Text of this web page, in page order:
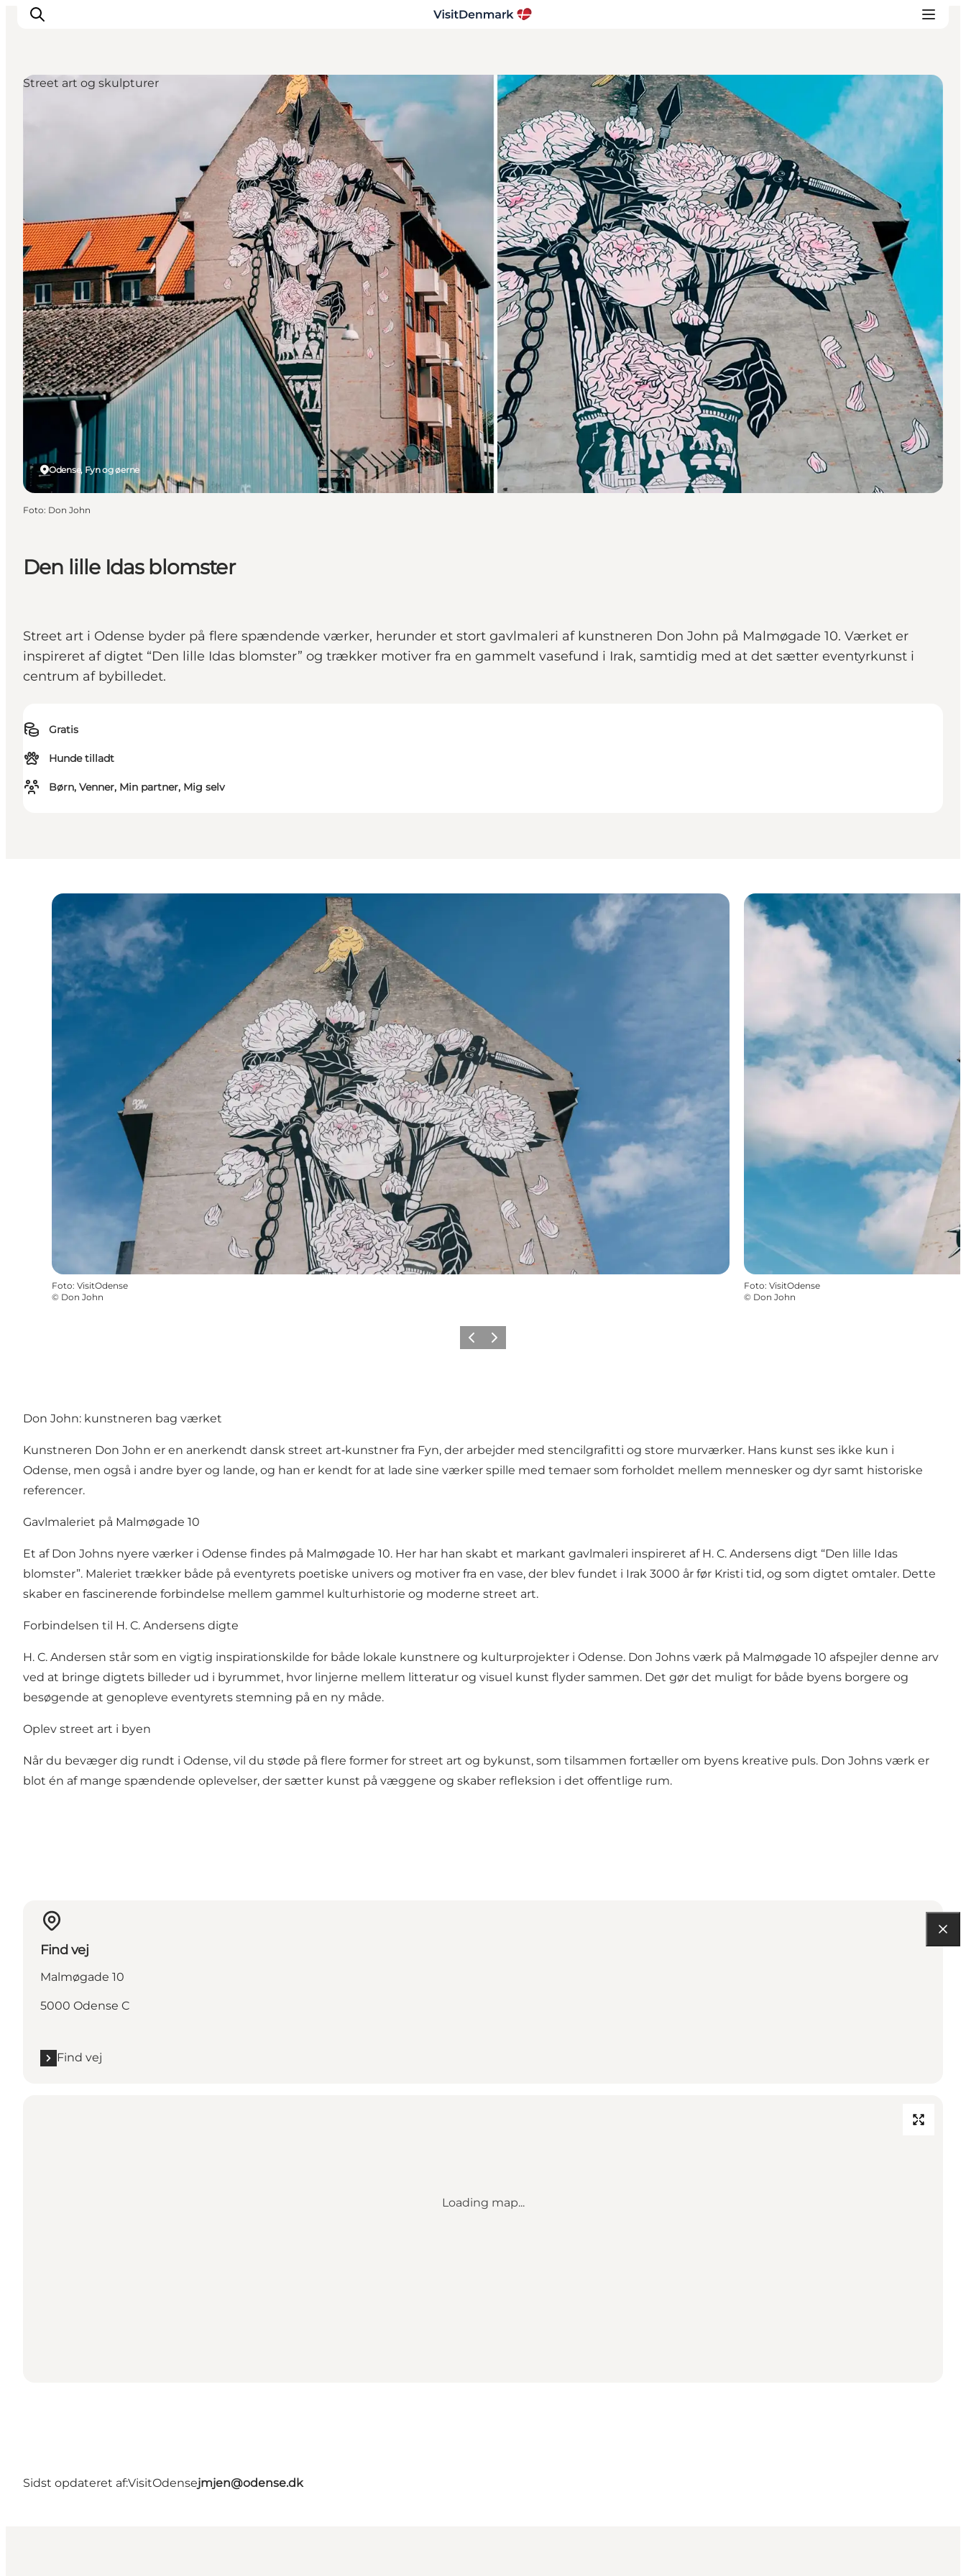
Den lille Idas blomster
Street art i Odense byder på flere spændende værker, herunder et stort gavlmaleri af kunstneren Don John på Malmøgade 10. Værket er
inspireret af digtet “Den lille Idas blomster” og trækker motiver fra en gammelt vasefund i Irak, samtidig med at det sætter eventyrkunst i
centrum af bybilledet.
Gratis
Hunde tilladt
Børn, Venner, Min partner, Mig selv
Odense, Fyn og øerne
Street art og skulpturer
Foto: Don John
Foto: VisitOdense
© Don John
Foto: VisitOdense
© Don John
ForrigeNæste
Don John: kunstneren bag værket
Kunstneren Don John er en anerkendt dansk street art‑kunstner fra Fyn, der arbejder med stencilgrafitti og store murværker. Hans kunst ses ikke kun i
Odense, men også i andre byer og lande, og han er kendt for at lade sine værker spille med temaer som forholdet mellem mennesker og dyr samt historiske
referencer.
Gavlmaleriet på Malmøgade 10
Et af Don Johns nyere værker i Odense findes på Malmøgade 10. Her har han skabt et markant gavlmaleri inspireret af H. C. Andersens digt “Den lille Idas
blomster”. Maleriet trækker både på eventyrets poetiske univers og motiver fra en vase, der blev fundet i Irak 3000 år før Kristi tid, og som digtet omtaler. Dette
skaber en fascinerende forbindelse mellem gammel kulturhistorie og moderne street art.
Forbindelsen til H. C. Andersens digte
H. C. Andersen står som en vigtig inspirationskilde for både lokale kunstnere og kulturprojekter i Odense. Don Johns værk på Malmøgade 10 afspejler denne arv
ved at bringe digtets billeder ud i byrummet, hvor linjerne mellem litteratur og visuel kunst flyder sammen. Det gør det muligt for både byens borgere og
besøgende at genopleve eventyrets stemning på en ny måde.
Oplev street art i byen
Når du bevæger dig rundt i Odense, vil du støde på flere former for street art og bykunst, som tilsammen fortæller om byens kreative puls. Don Johns værk er
blot én af mange spændende oplevelser, der sætter kunst på væggene og skaber refleksion i det offentlige rum.
Find vej
Malmøgade 10
5000 Odense C
Find vej
Loading map...
Sidst opdateret af:VisitOdensejmjen@odense.dk